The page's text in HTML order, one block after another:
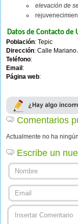
elevación de
Datos de Contacto de
Población: Tepic
Dirección: Calle
Teléfono:
Email :
Página web:
Comentarios
Actualmente no ha
Escribe un